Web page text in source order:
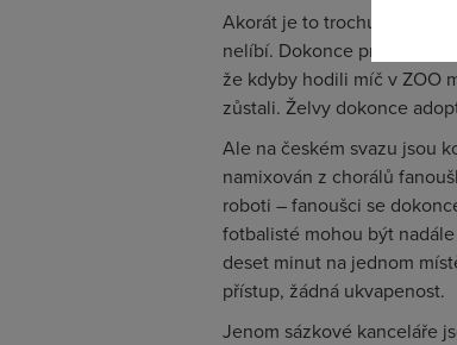
Akorát je to trochu na
nelíbí. Dokonce prý tvrdé
že kdyby hodili míč v ZOO
zůstali. Želvy dokonce
Ale na českém svazu jsou
namixován z chorálů
roboti – fanoušci se
fotbalisté mohou být
deset minut na jednom
přístup, žádná ukvapenost.
Jenom sázkové kanceláře